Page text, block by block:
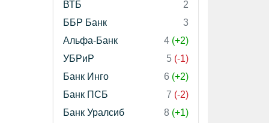
ВТБ
2
ББР Банк
3
Альфа-Банк
4 (+2)
УБРиР
5 (-1)
Банк Инго
6 (+2)
Банк ПСБ
7 (-2)
Банк Уралсиб
8 (+1)